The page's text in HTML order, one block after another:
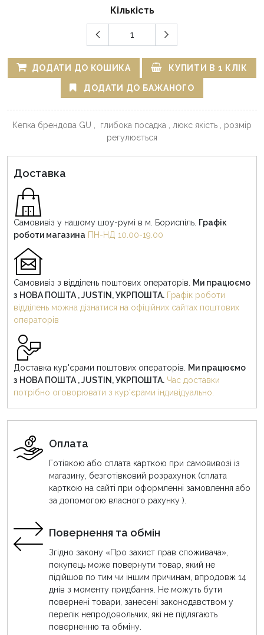
Кількість
ДОДАТИ ДО КОШИКА КУПИТИ В 1 КЛІК
ДОДАТИ ДО БАЖАНОГО
Кепка брендова GU , глибока посадка , люкс якість , розмір
регулюється
Доставка
Самовивіз у нашому шоу-румі в м. Бориспіль. Графік
роботи магазина ПН-НД 10.00-19.00
Самовивіз з відділень поштових операторів. Ми працюємо
з НОВА ПОШТА , JUSTIN, УКРПОШТА. Графік роботи
відділень можна дізнатися на офіційних сайтах поштових
операторів
Доставка кур'єрами поштових операторів. Ми працюємо
з НОВА ПОШТА , JUSTIN, УКРПОШТА. Час доставки
потрібно оговорювати з кур'єрами індивідуально.
Оплата
Готівкою або сплата карткою при самовивозі із
магазину, безготівковий розрахунок (сплата
карткою на сайті при оформленні замовлення або
за допомогою власного рахунку ).
Повернення та обмін
Згідно закону «Про захист прав споживача»,
покупець може повернути товар, який не
підійшов по тим чи іншим причинам, впродовж 14
днів з моменту придбання. Не можуть бути
повернені товари, занесені законодавством у
перелік непродовольчих, які не підлягають
поверненню та обміну.